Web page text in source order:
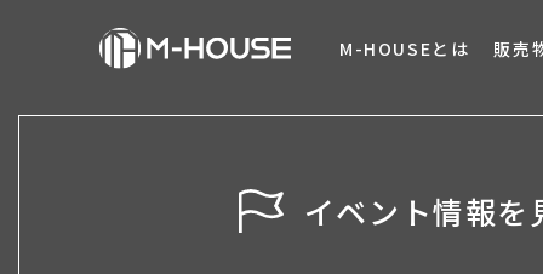
M-HOUSEとは 販売
イベント情報を